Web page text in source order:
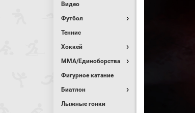
Видео
Футбол
Теннис
Хоккей
MMA/Единоборства
Фигурное катание
Биатлон
Лыжные гонки